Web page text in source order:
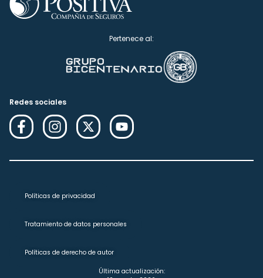
Pertenece al:
Redes sociales
Políticas de privacidad
Tratamiento de datos personales
Políticas de derecho de autor
Última actualización: